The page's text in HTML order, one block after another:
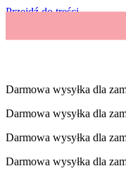
Przejdź do treści
Darmowa wysyłka dla
Darmowa wysyłka dla
Darmowa wysyłka dla
Darmowa wysyłka dla